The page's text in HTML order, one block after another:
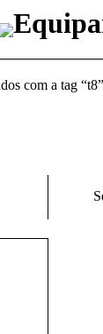
com a tag “t8”